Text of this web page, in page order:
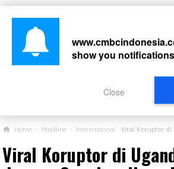
Home › Headline › Internasional Viral Koruptor di Uganda
Viral Koruptor di
show you
Close